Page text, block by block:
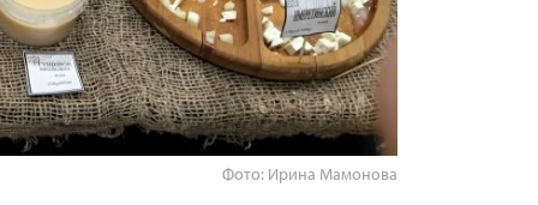
Фото: Ирина Мамонова